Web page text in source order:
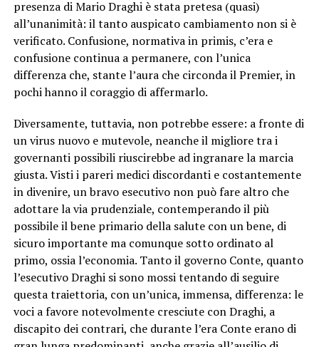
presenza di Mario Draghi è stata pretesa (quasi)
all’unanimità: il tanto auspicato cambiamento non si è
verificato. Confusione, normativa in primis, c’era e
confusione continua a permanere, con l’unica
differenza che, stante l’aura che circonda il Premier, in
pochi hanno il coraggio di affermarlo.
Diversamente, tuttavia, non potrebbe essere: a fronte di
un virus nuovo e mutevole, neanche il migliore tra i
governanti possibili riuscirebbe ad ingranare la marcia
giusta. Visti i pareri medici discordanti e costantemente
in divenire, un bravo esecutivo non può fare altro che
adottare la via prudenziale, contemperando il più
possibile il bene primario della salute con un bene, di
sicuro importante ma comunque sotto ordinato al
primo, ossia l’economia. Tanto il governo Conte, quanto
l’esecutivo Draghi si sono mossi tentando di seguire
questa traiettoria, con un’unica, immensa, differenza: le
voci a favore notevolmente cresciute con Draghi, a
discapito dei contrari, che durante l’era Conte erano di